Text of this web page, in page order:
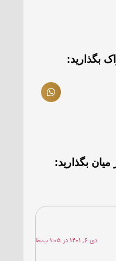
بگذارید:
بگذارید:
دی ۶, ۱۴۰۱ در ۱:۰۵ ب.ظ